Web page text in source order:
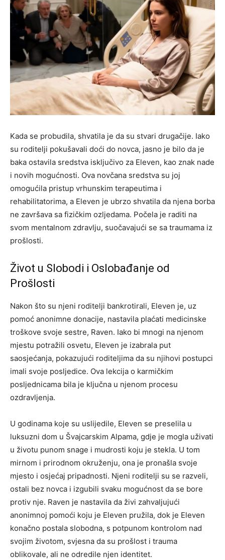
Kada se probudila, shvatila je da su stvari drugačije. Iako
su roditelji pokušavali doći do novca, jasno je bilo da je
baka ostavila sredstva isključivo za Eleven, kao znak nade
i novih mogućnosti. Ova novčana sredstva su joj
omogućila pristup vrhunskim terapeutima i
rehabilitatorima, a Eleven je ubrzo shvatila da njena borba
ne završava sa fizičkim ozljedama. Počela je raditi na
svom mentalnom zdravlju, suočavajući se sa traumama iz
prošlosti.
Život u Slobodi i Oslobađanje od
Prošlosti
Nakon što su njeni roditelji bankrotirali, Eleven je, uz
pomoć anonimne donacije, nastavila plaćati medicinske
troškove svoje sestre, Raven. Iako bi mnogi na njenom
mjestu potražili osvetu, Eleven je izabrala put
saosjećanja, pokazujući roditeljima da su njihovi postupci
imali svoje posljedice. Ova lekcija o karmičkim
posljednicama bila je ključna u njenom procesu
ozdravljenja.
U godinama koje su uslijedile, Eleven se preselila u
luksuzni dom u Švajcarskim Alpama, gdje je mogla uživati
u životu punom snage i mudrosti koju je stekla. U tom
mirnom i prirodnom okruženju, ona je pronašla svoje
mjesto i osjećaj pripadnosti. Njeni roditelji su se razveli,
ostali bez novca i izgubili svaku mogućnost da se bore
protiv nje. Raven je nastavila da živi zahvaljujući
anonimnoj pomoći koju je Eleven pružila, dok je Eleven
konačno postala slobodna, s potpunom kontrolom nad
svojim životom, svjesna da su prošlost i trauma
oblikovale, ali ne odredile njen identitet.